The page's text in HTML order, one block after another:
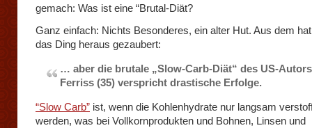
gemach: Was ist eine “Brutal-Diät?
Ganz einfach: Nichts Besonderes, ein alter Hut. Aus dem
das Ding heraus gezaubert:
… aber die brutale „Slow-Carb-Diät“ des US-
Ferriss (35) verspricht drastische Erfolge.
“Slow Carb” ist, wenn die Kohlenhydrate nur langsam
werden, was bei Vollkornprodukten und Bohnen, Linsen und